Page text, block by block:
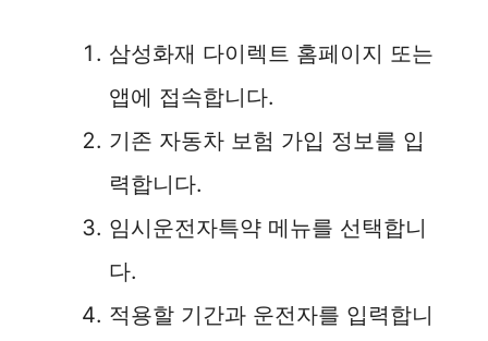
삼성화재 다이렉트 홈페이지 또는
앱에 접속합니다.
기존 자동차 보험 가입 정보를 입
력합니다.
임시운전자특약 메뉴를 선택합니
다.
적용할 기간과 운전자를 입력합니